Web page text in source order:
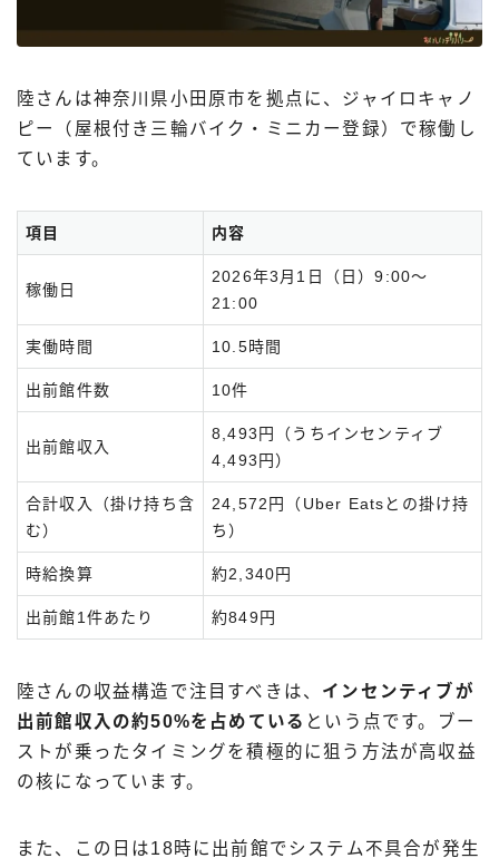
陸さんは神奈川県小田原市を拠点に、ジャイロキャノ
ピー（屋根付き三輪バイク・ミニカー登録）で稼働し
ています。
項目 内容
稼働日
2026年3月1日（日）9:00〜
21:00
実働時間 10.5時間
出前館件数 10件
出前館収入
8,493円（うちインセンティブ
4,493円）
合計収入（掛け持ち含
む）
24,572円（Uber Eatsとの掛け持
ち）
時給換算 約2,340円
出前館1件あたり 約849円
陸さんの収益構造で注目すべきは、 インセンティブが
出前館収入の約50%を占めている という点です。ブー
ストが乗ったタイミングを積極的に狙う方法が高収益
の核になっています。
また、この日は18時に出前館でシステム不具合が発生